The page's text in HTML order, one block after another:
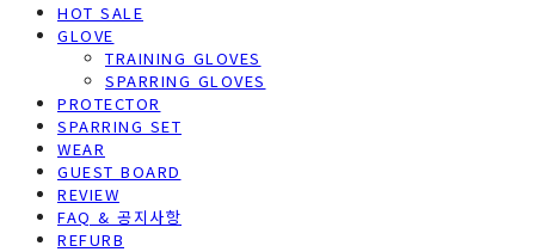
HOT SALE
GLOVE
TRAINING GLOVES
SPARRING GLOVES
PROTECTOR
SPARRING SET
WEAR
GUEST BOARD
REVIEW
FAQ & 공지사항
REFURB